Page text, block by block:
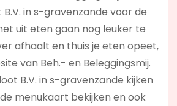
in s-gravenzande voor de
uit eten gaan nog leuker te
afhaalt en thuis je eten opeet,
van Beh.- en Beleggingsmij.
B.V. in s-gravenzande kijken
menukaart bekijken en ook